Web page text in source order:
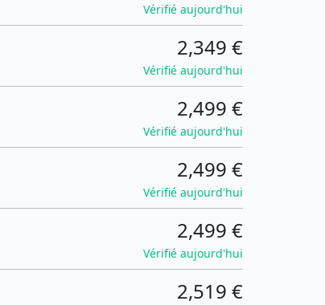
Vérifié aujourd'hui
2,349 €
Vérifié aujourd'hui
2,499 €
Vérifié aujourd'hui
2,499 €
Vérifié aujourd'hui
2,499 €
Vérifié aujourd'hui
2,519 €